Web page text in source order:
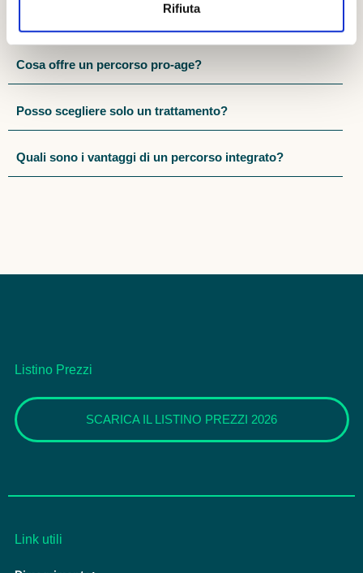
Rifiuta
Domande frequenti
Cosa offre un percorso pro-age?
Posso scegliere solo un trattamento?
Quali sono i vantaggi di un percorso integrato?
Listino Prezzi
SCARICA IL LISTINO PREZZI 2026
Link utili